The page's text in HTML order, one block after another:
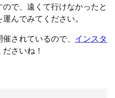
で、遠くて行けなかったと
んでみてください。
されているので、 インスタ
さいね！